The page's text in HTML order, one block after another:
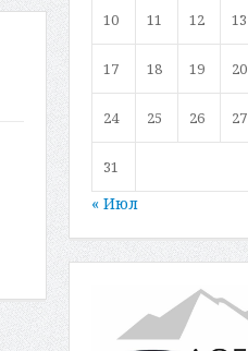
10 11 12 13
17 18 19 20
24 25 26 27
31
« Июл